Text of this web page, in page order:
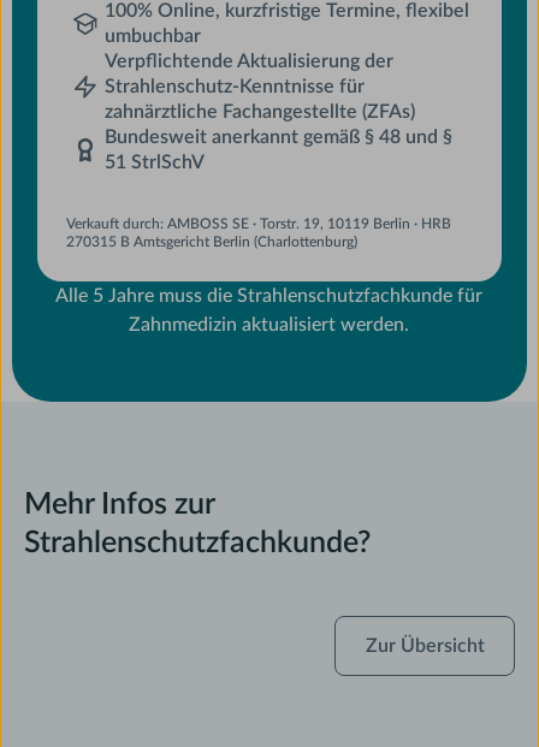
100% Online, kurzfristige Termine, flexibel
umbuchbar
Verpflichtende Aktualisierung der
Strahlenschutz-Kenntnisse für
zahnärztliche Fachangestellte (ZFAs)
Bundesweit anerkannt gemäß § 48 und §
51 StrlSchV
Verkauft durch: AMBOSS SE · Torstr. 19, 10119 Berlin · HRB
270315 B Amtsgericht Berlin (Charlottenburg)
Alle 5 Jahre muss die Strahlenschutzfachkunde für
Zahnmedizin aktualisiert werden.
Mehr Infos zur
Strahlenschutzfachkunde?
Übersicht
Zur Übersicht